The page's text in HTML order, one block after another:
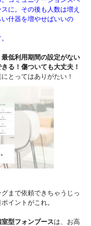
に。その後も人数は増え
什器を増やせばいいの
最低利用期間の設定がない
る！傷ついても大丈夫！
とってはありがたい！
まで依頼できちゃうじっ
イントがこれ。
室型フォンブースは、お高